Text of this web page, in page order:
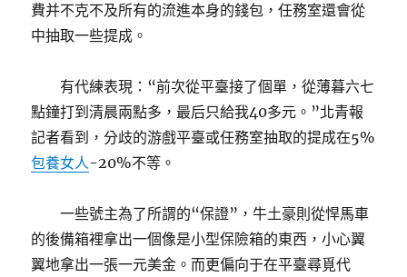
費并不克不及所有的流進本身的錢包，任務室還會從
中抽取一些提成。
有代練表現：“前次從平臺接了個單，從薄暮六七
點鐘打到清晨兩點多，最后只給我40多元。”北青報
記者看到，分歧的游戲平臺或任務室抽取的提成在5%
包養女人-20%不等。
一些號主為了所謂的“保證”，牛土豪則從悍馬車
的後備箱裡拿出一個像是小型保險箱的東西，小心翼
翼地拿出一張一元美金。而更偏向于在平臺尋覓代